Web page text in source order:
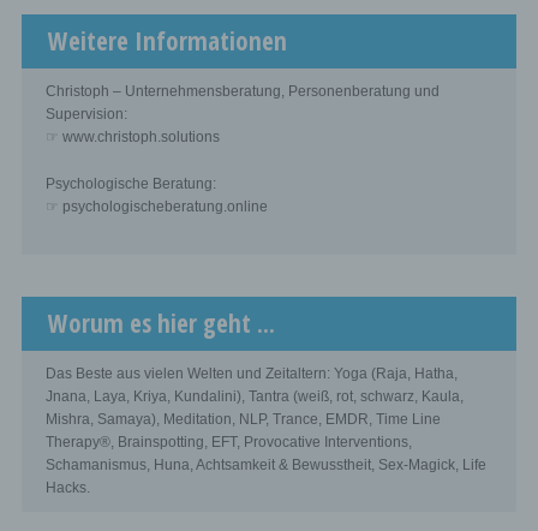
Weitere Informationen
Christoph – Unternehmensberatung, Personenberatung und
Supervision:
☞ www.christoph.solutions
Psychologische Beratung:
☞ psychologischeberatung.online
Worum es hier geht ...
Das Beste aus vielen Welten und Zeitaltern: Yoga (Raja, Hatha,
Jnana, Laya, Kriya, Kundalini), Tantra (weiß, rot, schwarz, Kaula,
Mishra, Samaya), Meditation, NLP, Trance, EMDR, Time Line
Therapy®, Brainspotting, EFT, Provocative Interventions,
Schamanismus, Huna, Achtsamkeit & Bewusstheit, Sex-Magick, Life
Hacks.